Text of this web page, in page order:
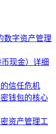
数字资产管理
现金）详细
信任危机
钱包的核心
资产管理工